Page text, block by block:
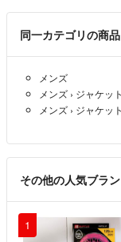
同一カテゴリの商品
メンズ
メンズ › ジャケッ
メンズ › ジャケッ
その他の人気ブラ
1